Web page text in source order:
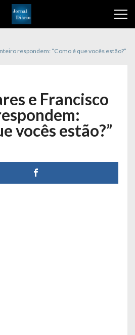
respondem: “Como é que vocês estão?”
e Francisco
vocês estão?”